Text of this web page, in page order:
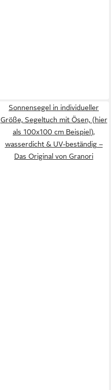
Sonnensegel in individueller
Größe, Segeltuch mit Ösen, (hier
als 100x100 cm Beispiel),
wasserdicht & UV-beständig –
Das Original von Granori